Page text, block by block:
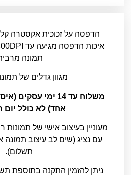
תמונה
מגוון גדלים של
משלוח עד 14 ימי
אחד) לא כולל יום
מעוניין בעיצוב אישי של תמונות
עם נציג (שים לב עיצוב
תשלום).
ניתן להזמין התקנה בתוספת